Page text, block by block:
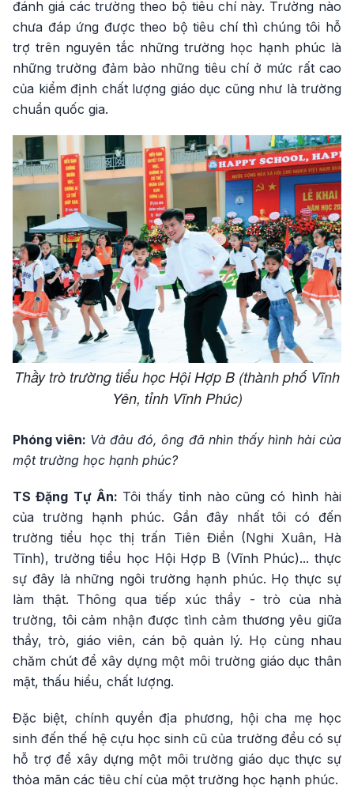
đánh giá các trường theo bộ tiêu chí này. Trường nào
chưa đáp ứng được theo bộ tiêu chí thì chúng tôi hỗ
trợ trên nguyên tắc những trường học hạnh phúc là
những trường đảm bảo những tiêu chí ở mức rất cao
của kiểm định chất lượng giáo dục cũng như là trường
chuẩn quốc gia.
Thầy trò trường tiểu học Hội Hợp B (thành phố Vĩnh
Yên, tỉnh Vĩnh Phúc)
Phóng viên: Và đâu đó, ông đã nhìn thấy hình hài của
một trường học hạnh phúc?
TS Đặng Tự Ân: Tôi thấy tỉnh nào cũng có hình hài
của trường hạnh phúc. Gần đây nhất tôi có đến
trường tiểu học thị trấn Tiên Điền (Nghi Xuân, Hà
Tĩnh), trường tiểu học Hội Hợp B (Vĩnh Phúc)... thực
sự đây là những ngôi trường hạnh phúc. Họ thực sự
làm thật. Thông qua tiếp xúc thầy - trò của nhà
trường, tôi cảm nhận được tình cảm thương yêu giữa
thầy, trò, giáo viên, cán bộ quản lý. Họ cùng nhau
chăm chút để xây dựng một môi trường giáo dục thân
mật, thấu hiểu, chất lượng.
Đặc biệt, chính quyền địa phương, hội cha mẹ học
sinh đến thế hệ cựu học sinh cũ của trường đều có sự
hỗ trợ để xây dựng một môi trường giáo dục thực sự
thỏa mãn các tiêu chí của một trường học hạnh phúc.